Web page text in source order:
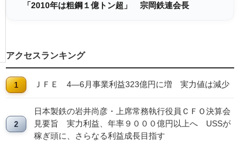
「2010年は粗鋼１億トン超」 宗岡鉄連会長
アクセスランキング
ＪＦＥ 4―6月事業利益323億円に増 実力値は減少
日本製鉄の岩井尚彦・上席常務執行役員ＣＦＯ決算会
見要旨 実力利益、年率９０００億円以上へ USSが
稼ぎ頭に、さらなる利益成長目指す